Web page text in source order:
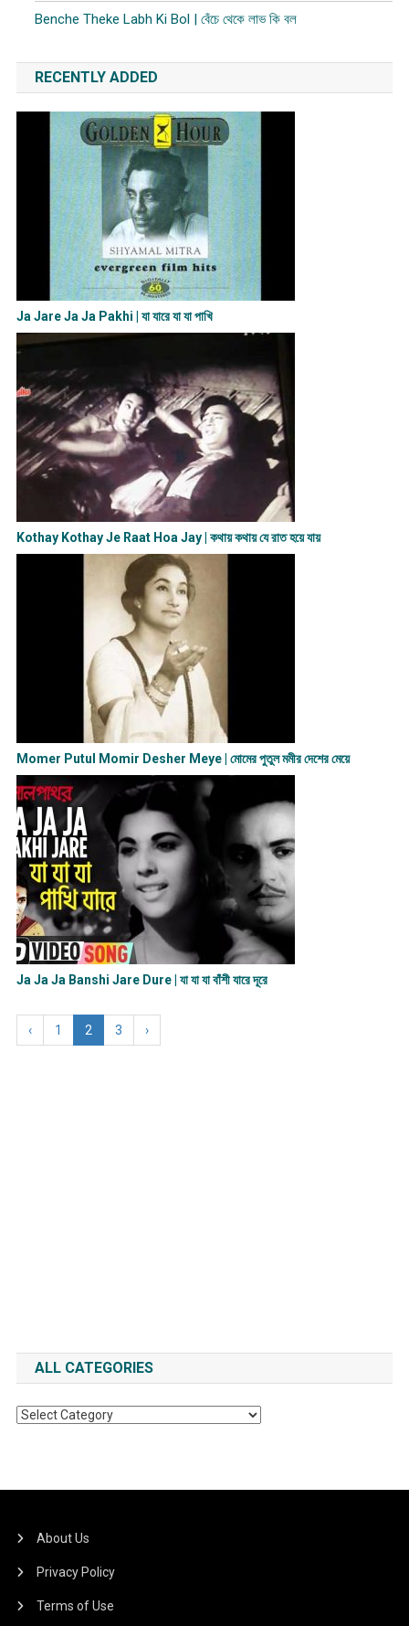
Benche Theke Labh Ki Bol | বেঁচে থেকে লাভ কি বল
RECENTLY ADDED
Ja Jare Ja Ja Pakhi | যা যারে যা যা পাখি
Kothay Kothay Je Raat Hoa Jay | কথায় কথায় যে রাত হয়ে যায়
Momer Putul Momir Desher Meye | মোমের পুতুল মমীর দেশের মেয়ে
Ja Ja Ja Banshi Jare Dure | যা যা যা বাঁশী যারে দূরে
‹ 1 2 3 ›
ALL CATEGORIES
All
About Us
Privacy Policy
Terms of Use